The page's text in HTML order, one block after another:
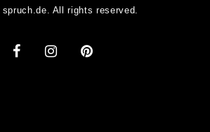
All rights reserved.